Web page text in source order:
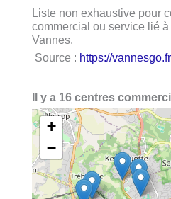
Liste non exhaustive pour
commercial ou service lié
Vannes.
Source : https://
Il y a 16 centres
+
−